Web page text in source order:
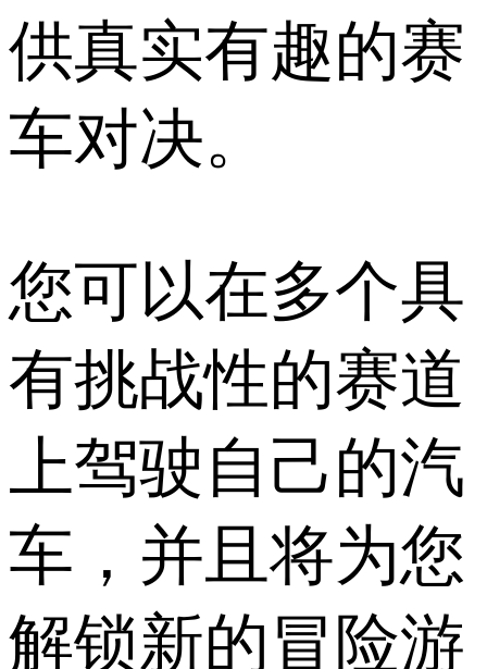
供真实有趣的赛
车对决。
您可以在多个具
有挑战性的赛道
上驾驶自己的汽
车，并且将为您
解锁新的冒险游